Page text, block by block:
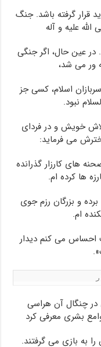
قرار گرفته باشد. جنگ
علیه و آله
در عین حال، اگر جنگی
می شد،
اسلام، کسی جز
نبود.
خویش و در فردای
می فرماید:
های کارزار گذرانده
ها کرده ام.
و بزرگان رزم جوی
ام.
احساس می کنم دیدار
در چنگال آن هراسی
بشری معرفی کرد
به بازی می گرفتند.